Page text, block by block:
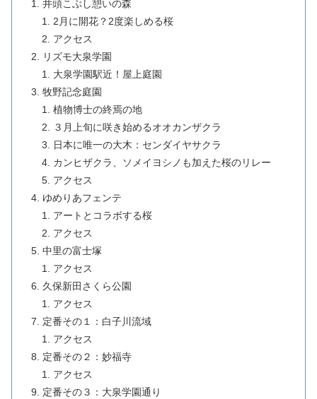
井頭こぶし憩いの森
2月に開花？2度楽しめる桜
アクセス
リズモ大泉学園
大泉学園駅近！屋上庭園
牧野記念庭園
植物博士の終焉の地
３月上旬に咲き始めるオオカンザクラ
日本に唯一の大木：センダイヤサクラ
カンヒザクラ、ソメイヨシノも加えた桜のリレー
アクセス
ゆめりあフェンテ
アートとコラボする桜
アクセス
中里の富士塚
アクセス
久保新田さくら公園
アクセス
定番その１：白子川流域
アクセス
定番その２：妙福寺
アクセス
定番その３：大泉学園通り